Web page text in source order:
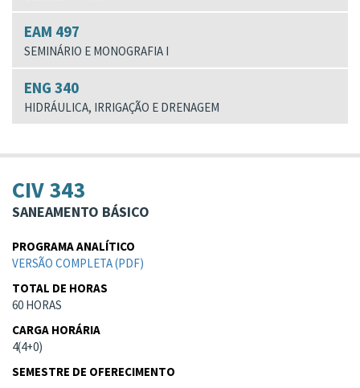
EAM 497
SEMINÁRIO E MONOGRAFIA I
ENG 340
HIDRÁULICA, IRRIGAÇÃO E DRENAGEM
CIV 343
SANEAMENTO BÁSICO
PROGRAMA ANALÍTICO
VERSÃO COMPLETA (PDF)
TOTAL DE HORAS
60 HORAS
CARGA HORÁRIA
4(4+0)
SEMESTRE DE OFERECIMENTO